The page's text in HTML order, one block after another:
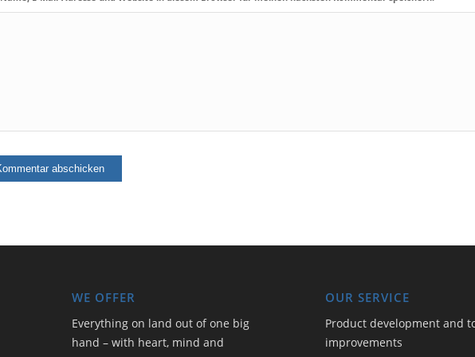
WE OFFER
Everything on land out of one big
hand – with heart, mind and
OUR SERVICE
Product development and
improvements